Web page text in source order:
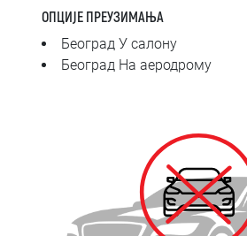
ОПЦИЈЕ ПРЕУЗИМАЊА
Београд У салону
Београд На аеродрому